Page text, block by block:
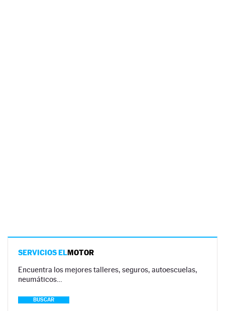
SERVICIOS ELMOTOR
Encuentra los mejores talleres, seguros, autoescuelas,
neumáticos…
BUSCAR